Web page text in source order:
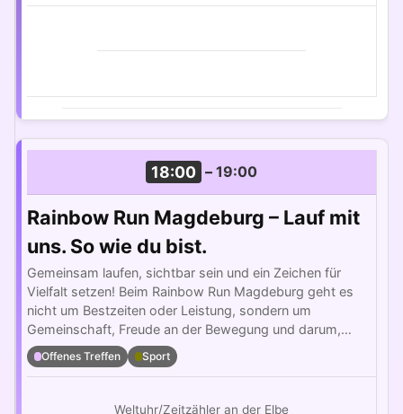
18:00 – 19:00
Rainbow Run Magdeburg – Lauf mit
uns. So wie du bist.
Gemeinsam laufen, sichtbar sein und ein Zeichen für
Vielfalt setzen! Beim Rainbow Run Magdeburg geht es
nicht um Bestzeiten oder Leistung, sondern um
Gemeinschaft, Freude an der Bewegung und darum,…
Offenes Treffen Sport
Weltuhr/Zeitzähler an der Elbe